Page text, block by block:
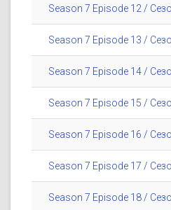
Season 7 Episode 12 /
Season 7 Episode 13 /
Season 7 Episode 14 /
Season 7 Episode 15 /
Season 7 Episode 16 /
Season 7 Episode 17 /
Season 7 Episode 18 /